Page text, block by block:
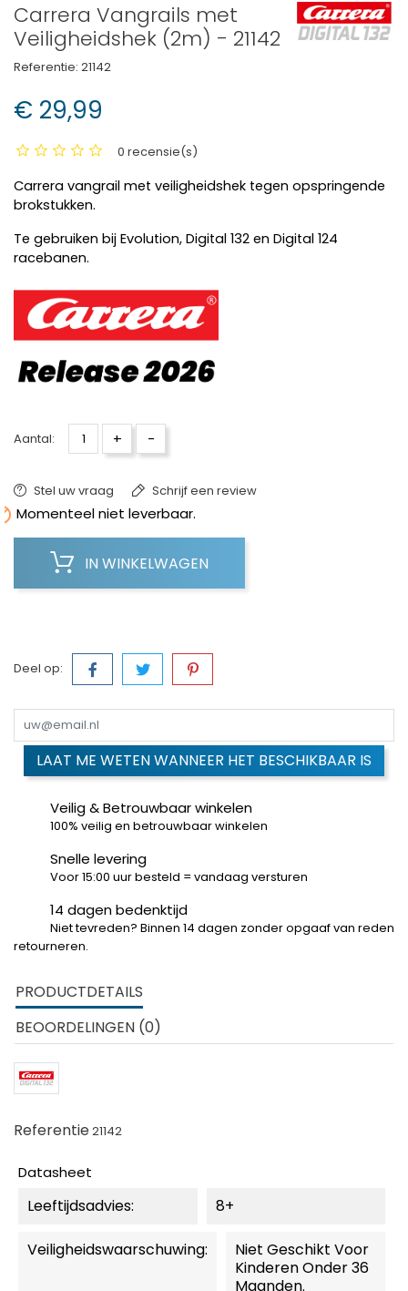
Carrera Vangrails met
Veiligheidshek (2m) - 21142
Referentie: 21142
€ 29,99
0 recensie(s)
Carrera vangrail met veiligheidshek tegen opspringende
brokstukken.
Te gebruiken bij Evolution, Digital 132 en Digital 124
racebanen.
Aantal: + -
Stel uw vraag Schrijf een review
Momenteel niet leverbaar.
IN WINKELWAGEN
Deel op:
LAAT ME WETEN WANNEER HET BESCHIKBAAR IS
Veilig & Betrouwbaar winkelen
100% veilig en betrouwbaar winkelen
Snelle levering
Voor 15:00 uur besteld = vandaag versturen
14 dagen bedenktijd
Niet tevreden? Binnen 14 dagen zonder opgaaf van reden
retourneren.
PRODUCTDETAILS
BEOORDELINGEN (0)
Referentie21142
Datasheet
Leeftijdsadvies: 8+
Veiligheidswaarschuwing:
Niet Geschikt Voor
Kinderen Onder 36
Maanden.